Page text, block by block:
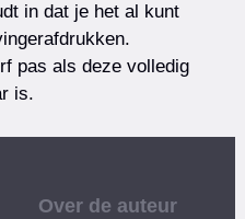
in dat je het al kunt
pas als deze volledig
is.
Over de auteur